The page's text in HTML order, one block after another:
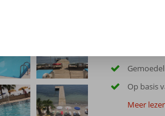
Direct
Op basis
Meer